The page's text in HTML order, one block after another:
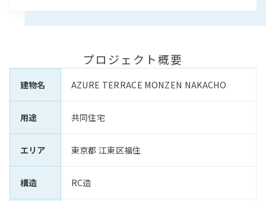
プロジェクト概要
建物名 AZURE TERRACE MONZEN NAKACHO
用途 共同住宅
エリア 東京都 江東区福住
構造 RC造